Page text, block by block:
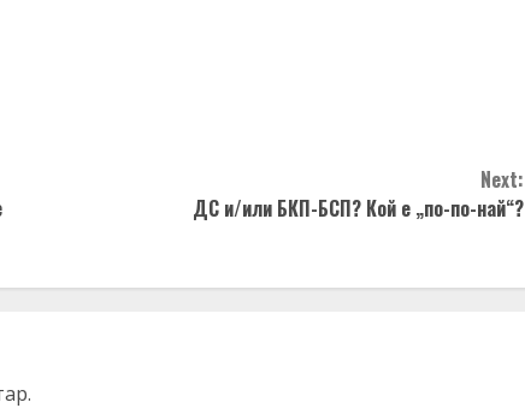
Next:
ДС и/или БКП-БСП? Кой е „по-по-най“?